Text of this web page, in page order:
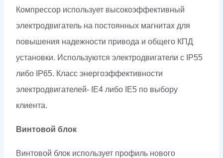
Компрессор использует высокоэффективный
электродвигатель на постоянных магнитах для
повышения надежности привода и общего КПД
установки. Используются электродвигатели с IP55
либо IP65. Класс энергоэффективности
электродвигателей- IE4 либо IE5 по выбору
клиента.
Винтовой блок
Винтовой блок использует профиль нового